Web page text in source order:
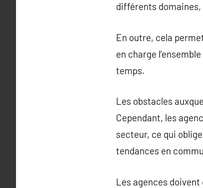
différents
En outre, cela
en charge
temps.
Les obstacles
Cependant, les
secteur, ce qui
tendances en
Les agences